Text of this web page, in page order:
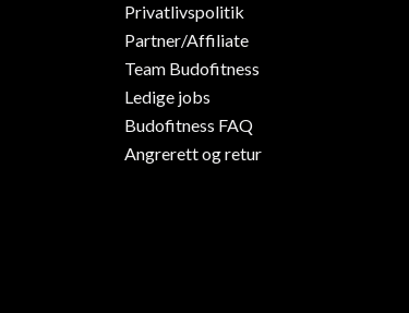
Privatlivspolitik
Partner/Affiliate
Team Budofitness
Ledige jobs
Budofitness FAQ
Angrerett og retur